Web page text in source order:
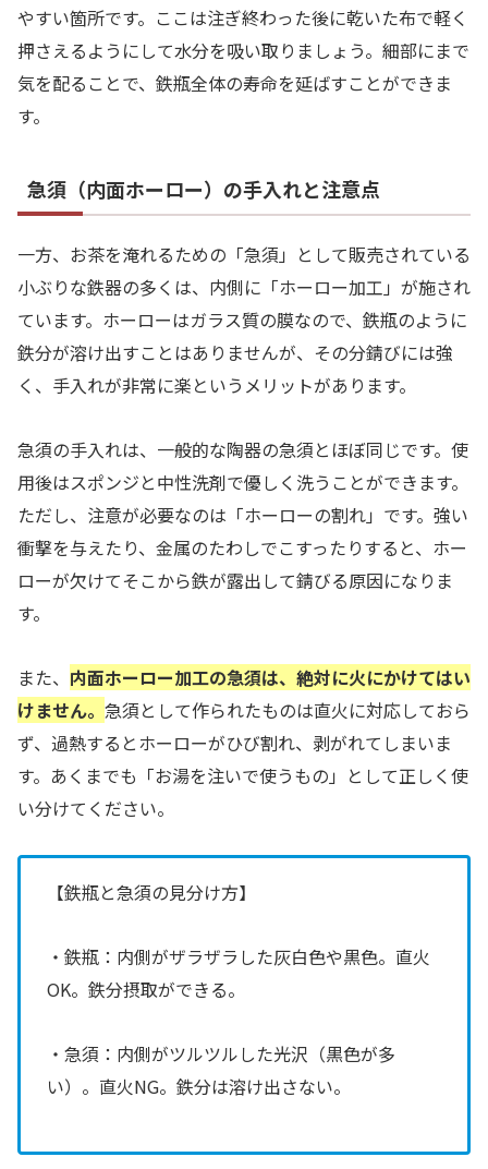
やすい箇所です。ここは注ぎ終わった後に乾いた布で軽く
押さえるようにして水分を吸い取りましょう。細部にまで
気を配ることで、鉄瓶全体の寿命を延ばすことができま
す。
急須（内面ホーロー）の手入れと注意点
一方、お茶を淹れるための「急須」として販売されている
小ぶりな鉄器の多くは、内側に「ホーロー加工」が施され
ています。ホーローはガラス質の膜なので、鉄瓶のように
鉄分が溶け出すことはありませんが、その分錆びには強
く、手入れが非常に楽というメリットがあります。
急須の手入れは、一般的な陶器の急須とほぼ同じです。使
用後はスポンジと中性洗剤で優しく洗うことができます。
ただし、注意が必要なのは「ホーローの割れ」です。強い
衝撃を与えたり、金属のたわしでこすったりすると、ホー
ローが欠けてそこから鉄が露出して錆びる原因になりま
す。
また、 内面ホーロー加工の急須は、絶対に火にかけてはい
けません。 急須として作られたものは直火に対応しておら
ず、過熱するとホーローがひび割れ、剥がれてしまいま
す。あくまでも「お湯を注いで使うもの」として正しく使
い分けてください。
【鉄瓶と急須の見分け方】
・鉄瓶：内側がザラザラした灰白色や黒色。直火
OK。鉄分摂取ができる。
・急須：内側がツルツルした光沢（黒色が多
い）。直火NG。鉄分は溶け出さない。